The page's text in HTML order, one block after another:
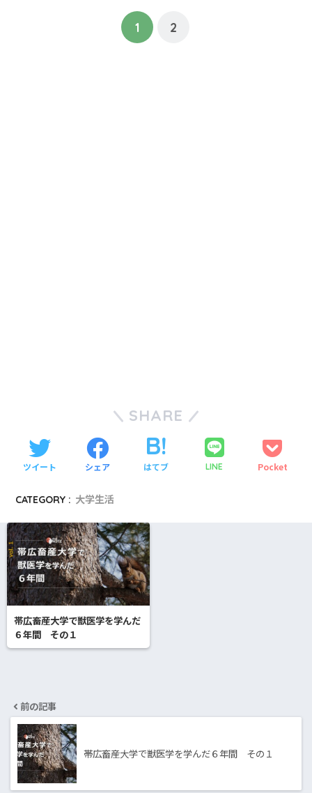
1 2
SHARE
ツイート シェア はてブ LINE Pocket
CATEGORY : 大学生活
帯広畜産大学で獣医学を学んだ
６年間 その１
前の記事
帯広畜産大学で獣医学を学んだ６年間 その１